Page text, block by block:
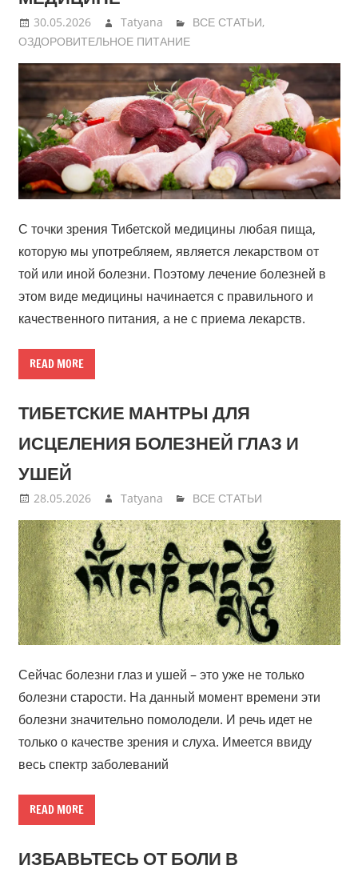
30.05.2026 Tatyana ВСЕ СТАТЬИ,
ОЗДОРОВИТЕЛЬНОЕ ПИТАНИЕ
С точки зрения Тибетской медицины любая пища,
которую мы употребляем, является лекарством от
той или иной болезни. Поэтому лечение болезней в
этом виде медицины начинается с правильного и
качественного питания, а не с приема лекарств.
READ MORE
ТИБЕТСКИЕ МАНТРЫ ДЛЯ
ИСЦЕЛЕНИЯ БОЛЕЗНЕЙ ГЛАЗ И
УШЕЙ
28.05.2026 Tatyana ВСЕ СТАТЬИ
Сейчас болезни глаз и ушей – это уже не только
болезни старости. На данный момент времени эти
болезни значительно помолодели. И речь идет не
только о качестве зрения и слуха. Имеется ввиду
весь спектр заболеваний
READ MORE
ИЗБАВЬТЕСЬ ОТ БОЛИ В